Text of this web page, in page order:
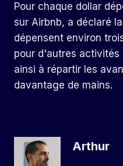
Pour chaque dollar
sur Airbnb, a déclaré
dépensent environ
pour d'autres
ainsi à répartir les
davantage de mains.
Arthur